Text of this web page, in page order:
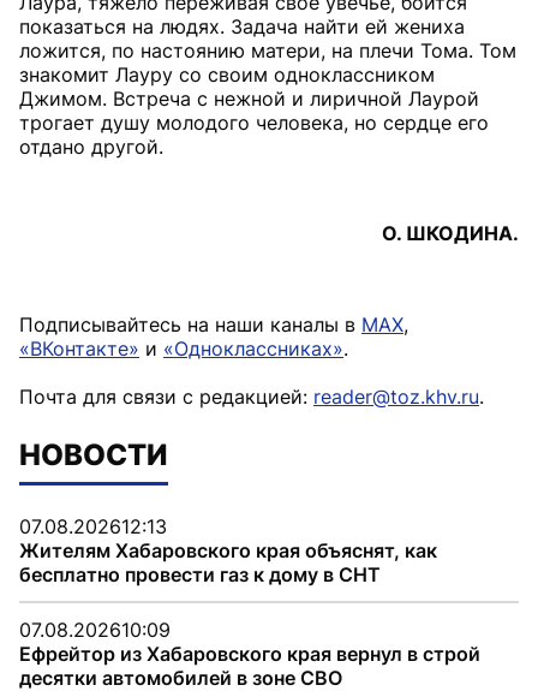
показаться на людях. Задача найти ей жениха
ложится, по настоянию матери, на плечи Тома. Том
знакомит Лауру со своим одноклассником
Джимом. Встреча с нежной и лиричной Лаурой
трогает душу молодого человека, но сердце его
отдано другой.
О. ШКОДИНА.
Подписывайтесь на наши каналы в MAX,
«ВКонтакте» и «Одноклассниках».
Почта для связи с редакцией: reader@toz.khv.ru.
НОВОСТИ
07.08.202612:13
Жителям Хабаровского края объяснят, как
бесплатно провести газ к дому в СНТ
07.08.202610:09
Ефрейтор из Хабаровского края вернул в строй
десятки автомобилей в зоне СВО